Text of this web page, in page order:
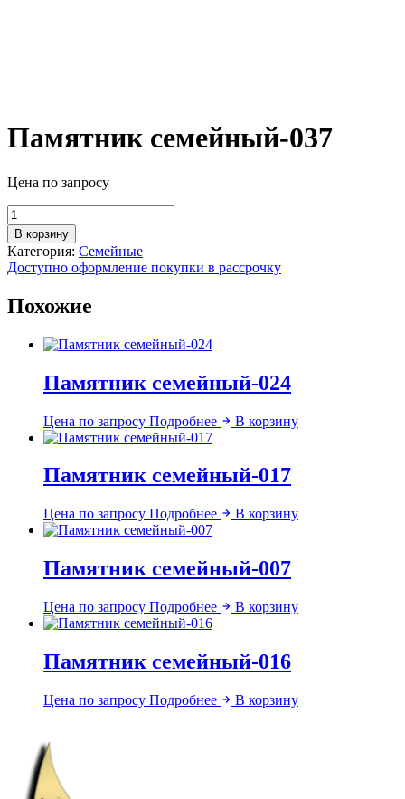
Памятник семейный-037
Цена по запросу
Количество
товара
Памятник
семейный-037
В корзину
Категория: Семейные
Доступно оформление покупки в рассрочку
Похожие
Памятник семейный-024
Цена по запросу Подробнее В корзину
Памятник семейный-017
Цена по запросу Подробнее В корзину
Памятник семейный-007
Цена по запросу Подробнее В корзину
Памятник семейный-016
Цена по запросу Подробнее В корзину